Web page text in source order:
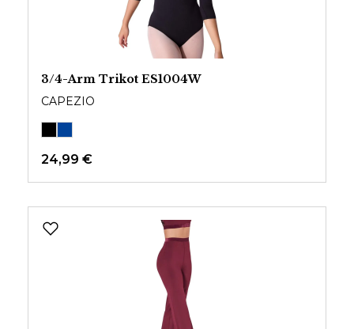
3/4-Arm Trikot ES1004W
CAPEZIO
24,99 €